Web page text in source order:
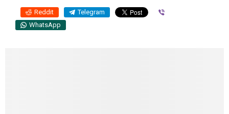
Reddit Telegram
WhatsApp